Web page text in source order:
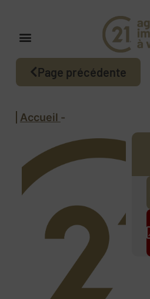
Page précédente
Accueil -